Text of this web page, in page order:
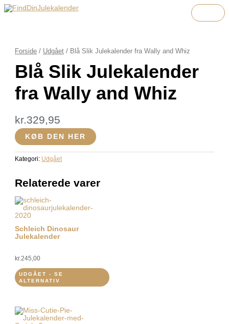
Gå
til
Forside / Udgået / Blå Slik Julekalender fra Wally and Whiz
Blå Slik Julekalender
fra Wally and Whiz
kr. 329,95
KØB DEN HER
Kategori: Udgået
Relaterede varer
Schleich Dinosaur
Julekalender
kr.245,00
UDGÅET - SE
ALTERNATIV
Menu
Menu
Menu